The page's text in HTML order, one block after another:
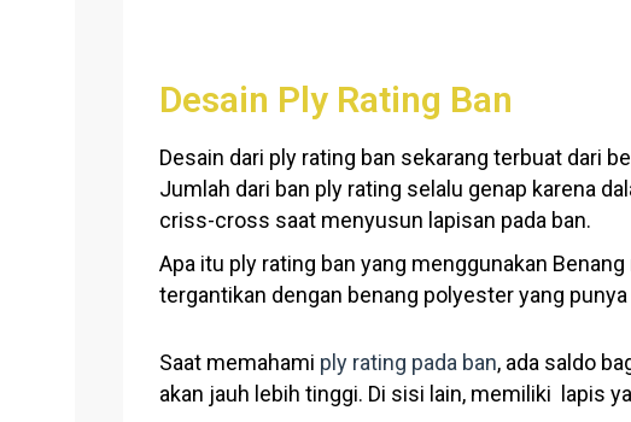
Desain Ply Rating Ban
Desain dari ply rating ban sekarang terbuat dari
Jumlah dari ban ply rating selalu genap karena
criss-cross saat menyusun lapisan pada ban.
Apa itu ply rating ban yang menggunakan
tergantikan dengan benang polyester yang
Saat memahami ply rating pada ban, ada saldo
akan jauh lebih tinggi. Di sisi lain, memiliki lapis